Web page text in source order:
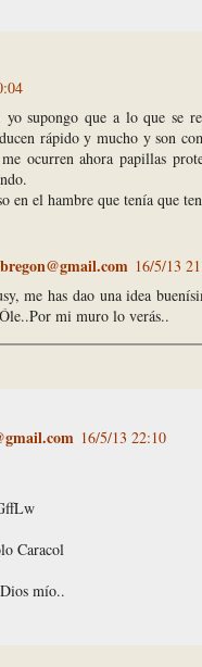
yo supongo que a lo que se
rápido y mucho y son
ocurren ahora papillas
en el hambre que tenía que
16/5/13
me has dao una idea
mi muro lo verás..
16/5/13 22:10
Caracol
mío..